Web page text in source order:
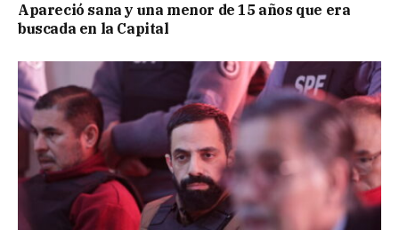
Apareció sana y una menor de 15 años que era
buscada en la Capital